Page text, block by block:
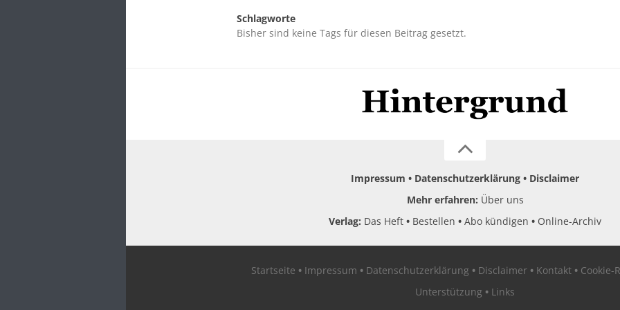
Schlagworte
Bisher sind keine Tags für diesen Beitrag gesetzt.
Impressum Datenschutzerklärung
Disclaimer
Mehr erfahren: Über uns
Verlag: Das Heft Bestellen Abo kündigen Online-Archiv
Startseite Impressum Datenschutzerklärung Disclaimer Kontakt
Cookie-
Unterstützung
Links